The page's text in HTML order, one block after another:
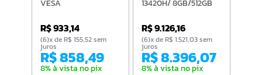
VESA
R$ 933,14
R$ 858,49
8% à vista no pix
(6)x de R$ 155,52 sem
juros
13420H/ 8GB/512GB
HOME/RTX 4050 6GB
R$ 9.126,16
R$ 8.396,07
8% à vista no pix
(6)x de R$ 1.521,03 sem
juros